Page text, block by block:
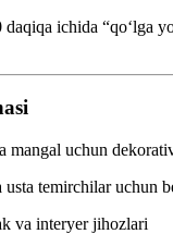
ichida “qo‘lga
mangal uchun
usta temirchilar uchun
va interyer jihozlari